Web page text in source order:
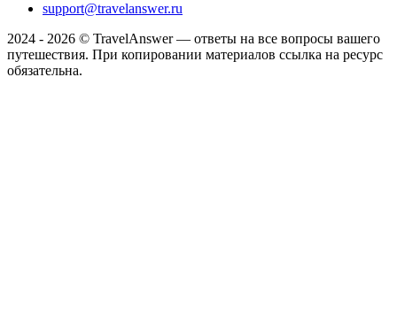
support@travelanswer.ru
2024 - 2026 © TravelAnswer — ответы на все вопросы вашего
путешествия. При копировании материалов ссылка на ресурс
обязательна.